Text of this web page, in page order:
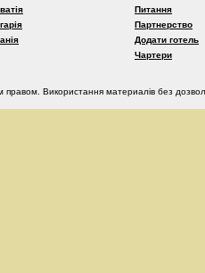
Питання
Партнерство
Додати готель
Чартери
Використання материалів без